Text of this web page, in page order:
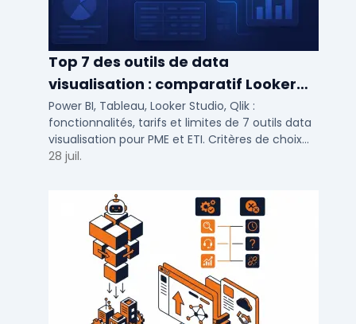
Top 7 des outils de data
visualisation : comparatif Looker
Studio, Tableau vs Power BI et
autres
Power BI, Tableau, Looker Studio, Qlik :
fonctionnalités, tarifs et limites de 7 outils data
visualisation pour PME et ETI. Critères de choix
selon votre SI et vos cas d'usage.
28 juil.